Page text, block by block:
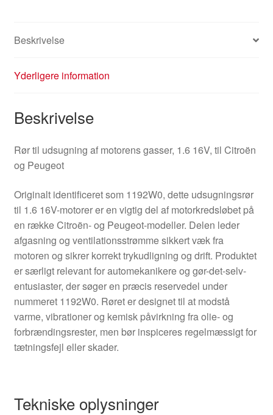
Beskrivelse
Yderligere information
Beskrivelse
Rør til udsugning af motorens gasser, 1.6 16V, til Citroën
og Peugeot
Originalt identificeret som 1192W0, dette udsugningsrør
til 1.6 16V-motorer er en vigtig del af motorkredsløbet på
en række Citroën- og Peugeot-modeller. Delen leder
afgasning og ventilationsstrømme sikkert væk fra
motoren og sikrer korrekt trykudligning og drift. Produktet
er særligt relevant for automekanikere og gør-det-selv-
entusiaster, der søger en præcis reservedel under
nummeret 1192W0. Røret er designet til at modstå
varme, vibrationer og kemisk påvirkning fra olie- og
forbrændingsrester, men bør inspiceres regelmæssigt for
tætningsfejl eller skader.
Tekniske oplysninger